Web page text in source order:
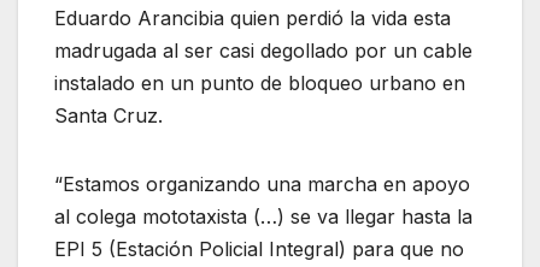
Eduardo Arancibia quien perdió la vida esta
madrugada al ser casi degollado por un cable
instalado en un punto de bloqueo urbano en
Santa Cruz.
“Estamos organizando una marcha en apoyo
al colega mototaxista (…) se va llegar hasta la
EPI 5 (Estación Policial Integral) para que no